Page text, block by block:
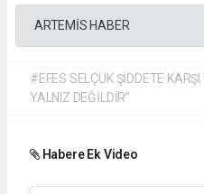
ARTEMİS HABER
#EFES SELÇUK ŞİDDETE
YALNIZ DEĞİLDİR”
Habere Ek Video